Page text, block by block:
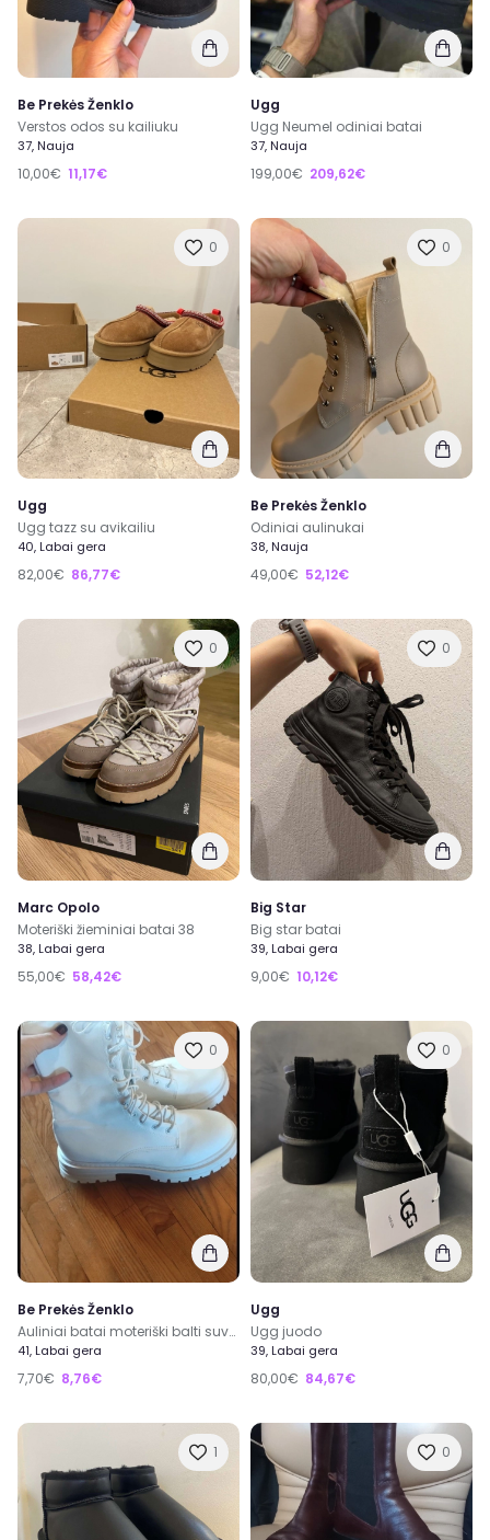
Be Prekės Ženklo
Verstos odos su kailiuku
37, Nauja
10,00€ 11,17€
Ugg
Ugg Neumel odiniai batai
37, Nauja
199,00€ 209,62€
0
Ugg
Ugg tazz su avikailiu
40, Labai gera
82,00€ 86,77€
0
Be Prekės Ženklo
Odiniai aulinukai
38, Nauja
49,00€ 52,12€
0
Marc Opolo
Moteriški žieminiai batai 38
38, Labai gera
55,00€ 58,42€
0
Big Star
Big star batai
39, Labai gera
9,00€ 10,12€
0
Be Prekės Ženklo
Auliniai batai moteriški balti suvarstomi
41, Labai gera
7,70€ 8,76€
0
Ugg
Ugg juodo
39, Labai gera
80,00€ 84,67€
1 0